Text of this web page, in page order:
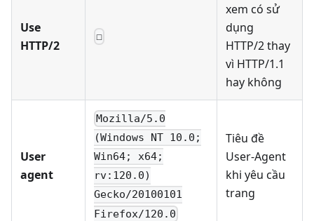
Use
HTTP/2
☐
xem có sử
dụng
HTTP/2 thay
vì HTTP/1.1
hay không
User
agent
Mozilla/5.0
(Windows NT 10.0;
Win64; x64;
rv:120.0)
Gecko/20100101
Firefox/120.0
Tiêu đề
User-Agent
khi yêu cầu
trang